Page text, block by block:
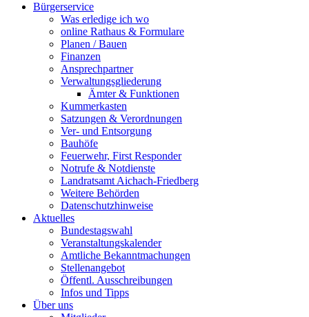
Bürgerservice
Was erledige ich wo
online Rathaus & Formulare
Planen / Bauen
Finanzen
Ansprechpartner
Verwaltungsgliederung
Ämter & Funktionen
Kummerkasten
Satzungen & Verordnungen
Ver- und Entsorgung
Bauhöfe
Feuerwehr, First Responder
Notrufe & Notdienste
Landratsamt Aichach-Friedberg
Weitere Behörden
Datenschutzhinweise
Aktuelles
Bundestagswahl
Veranstaltungskalender
Amtliche Bekanntmachungen
Stellenangebot
Öffentl. Ausschreibungen
Infos und Tipps
Über uns